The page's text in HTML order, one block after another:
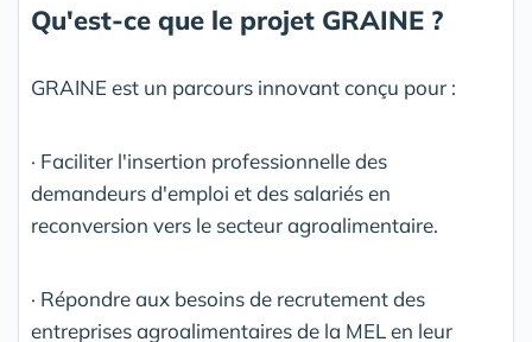
Qu'est-ce que le projet GRAINE ?
GRAINE est un parcours innovant conçu pour :
· Faciliter l'insertion professionnelle des
demandeurs d'emploi et des salariés en
reconversion vers le secteur agroalimentaire.
· Répondre aux besoins de recrutement des
entreprises agroalimentaires de la MEL en leur